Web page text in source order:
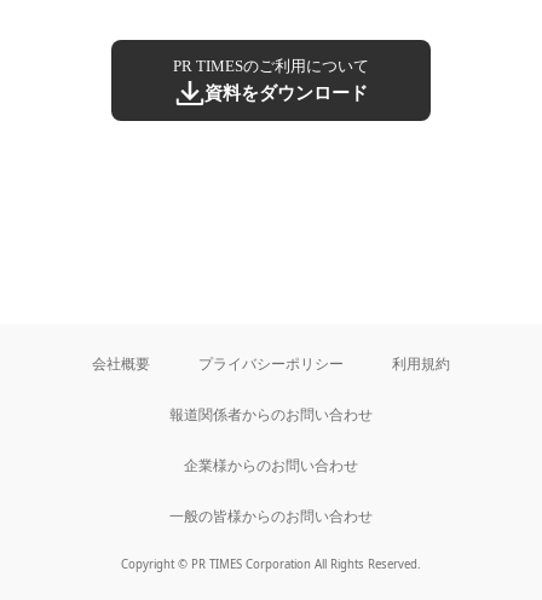
PR TIMESのご利用について
資料をダウンロード
会社概要 プライバシーポリシー 利用規約
報道関係者からのお問い合わせ
企業様からのお問い合わせ
一般の皆様からのお問い合わせ
Copyright © PR TIMES Corporation All Rights Reserved.